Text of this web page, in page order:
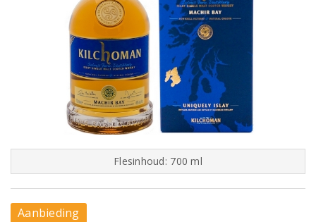
Flesinhoud: 700 ml
Aanbieding